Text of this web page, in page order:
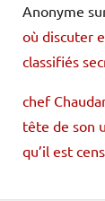
Anonyme
où discuter
classifiés
chef
tête de son
qu’il est